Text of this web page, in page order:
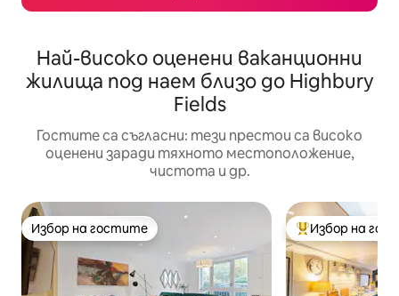
Най-високо оценени ваканционни
жилища под наем близо до Highbury
Fields
Гостите са съгласни: тези престои са високо
оценени заради тяхното местоположение,
чистота и др.
Избор на гостите
Избор на гостите Най-популярен
Избор на